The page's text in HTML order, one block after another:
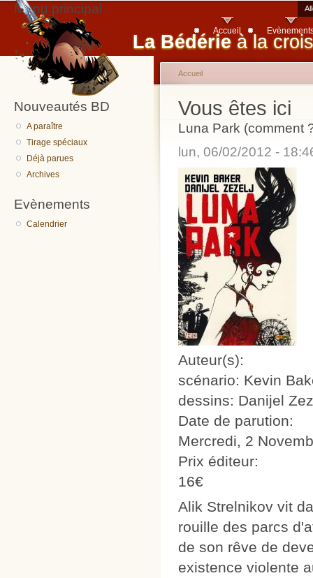
La Bédérie à la
Menu principal
Accueil
Nouveautés BD
A paraître
Tirage spéciaux
Déjà parues
Archives
Evènements
Calendrier
Vous êtes ici
Accueil
Luna Park (comment
lun, 06/02/2012 -
Auteur(s):
scénario: Kevin
dessins: Danijel
Date de parution:
Mercredi, 2
Prix éditeur:
16€
Alik Strelnikov vit
rouille des parcs
de son rêve de
existence violente